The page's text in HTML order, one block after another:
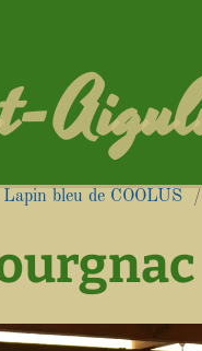
bleu de COOLUS